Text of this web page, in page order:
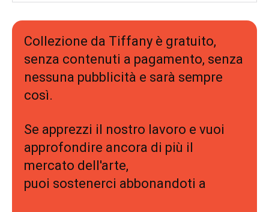
Collezione da Tiffany è gratuito,
senza contenuti a pagamento, senza
nessuna pubblicità e sarà sempre
così.
Se apprezzi il nostro lavoro e vuoi
approfondire ancora di più il
mercato dell'arte,
puoi sostenerci abbonandoti a